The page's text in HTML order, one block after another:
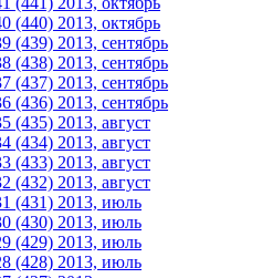
(440) 2013, октябрь
(439) 2013, сентябрь
(438) 2013, сентябрь
(437) 2013, сентябрь
(436) 2013, сентябрь
(435) 2013, август
(434) 2013, август
(433) 2013, август
(432) 2013, август
(431) 2013, июль
(430) 2013, июль
(429) 2013, июль
(428) 2013, июль